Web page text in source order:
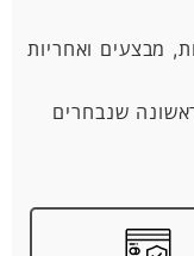
מבצעים ואחריות
שנבחרים